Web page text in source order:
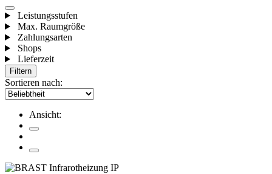
Leistungsstufen
Max. Raumgröße
Zahlungsarten
Shops
Lieferzeit
Filtern
Sortieren nach:
Ansicht: